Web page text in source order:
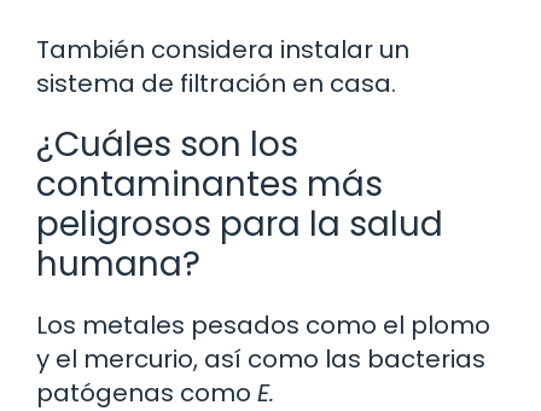
También considera instalar un
sistema de filtración en casa.
¿Cuáles son los
contaminantes más
peligrosos para la salud
humana?
Los metales pesados como el plomo
y el mercurio, así como las bacterias
patógenas como E.